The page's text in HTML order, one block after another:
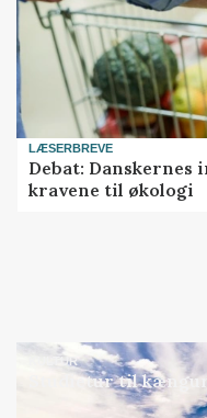
LÆSERBREVE
Debat: Danskernes
kravene til økologi
KULTUR
Studietur til